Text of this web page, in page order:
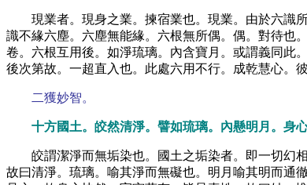
現業者。現身之業。揀宿業也。現業。由於六識
識不緣六塵。六塵無能緣。六根無所偶。偶。對待也
卷。六根互用後。如淨琉璃。內含寶月。或謂義同此
後次第故。一超直入也。此處六用不行。成乾慧心。
二獲妙智。
十方國土。皎然清淨。譬如琉璃。內懸明月。身
皎謂潔淨而無垢染也。國土之垢染者。即一切幻
故曰清淨。琉璃。喻其淨而無礙也。明月喻其明而通